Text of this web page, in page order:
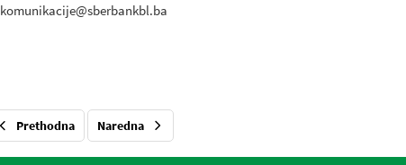
komunikacije@sberbankbl.ba
Prethodna Naredna